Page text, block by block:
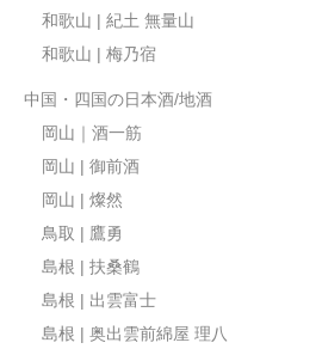
和歌山 | 紀土 無量山
和歌山 | 梅乃宿
中国・四国の日本酒/地酒
岡山｜酒一筋
岡山 | 御前酒
岡山 | 燦然
鳥取 | 鷹勇
島根 | 扶桑鶴
島根 | 出雲富士
島根 | 奥出雲前綿屋 理八